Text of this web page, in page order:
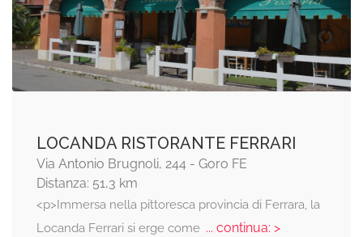
LOCANDA RISTORANTE FERRARI
Via Antonio Brugnoli, 244 - Goro FE
Distanza: 51,3 km
<p>Immersa nella pittoresca provincia di Ferrara, la
Locanda Ferrari si erge come... continua: >